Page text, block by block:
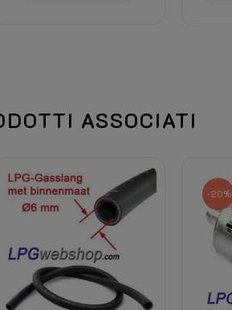
ASSOCIATI
-20%